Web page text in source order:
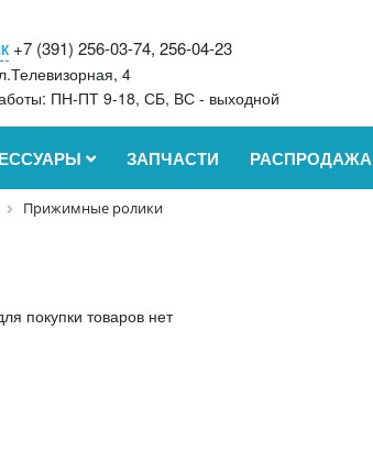
+7 (391) 256-03-74, 256-04-23
4
ПН-ПТ 9-18, СБ, ВС - выходной
ЗАПЧАСТИ РАСПРОДАЖА
Прижимные ролики
покупки товаров нет